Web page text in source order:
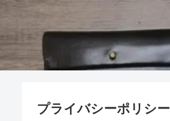
プライバシーポリシー